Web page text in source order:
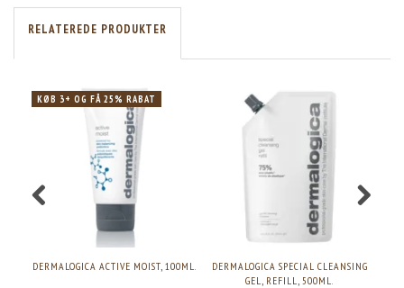
RELATEREDE PRODUKTER
KØB 3+ OG FÅ 25% RABAT
DERMALOGICA ACTIVE MOIST, 100ML.
DERMALOGICA SPECIAL CLEANSING
GEL, REFILL, 500ML.